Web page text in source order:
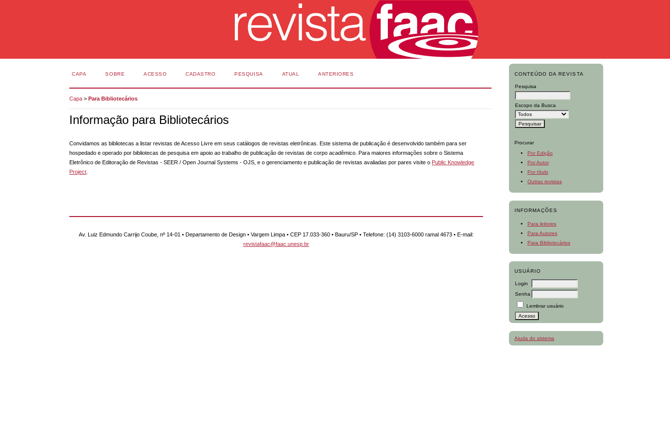
CONTEÚDO DA REVISTA
Pesquisa
Escopo da Busca
Procurar
Por Edição
Por Autor
Por título
Outras revistas
INFORMAÇÕES
Para leitores
Para Autores
Para Bibliotecários
USUÁRIO
Login
Senha
Lembrar usuário
Ajuda do sistema
CAPA SOBRE ACESSO CADASTRO PESQUISA ATUAL ANTERIORES
Capa >Para Bibliotecários
Informação para Bibliotecários
Convidamos as bibliotecas a listar revistas de Acesso Livre em seus catálogos de revistas eletrônicas. Este sistema de publicação é desenvolvido também para ser
hospedado e operado por bibliotecas de pesquisa em apoio ao trabalho de publicação de revistas de corpo acadêmico. Para maiores informações sobre o Sistema
Eletrônico de Editoração de Revistas - SEER / Open Journal Systems - OJS, e o gerenciamento e publicação de revistas avaliadas por pares visite o Public Knowledge
Project
Av. Luiz Edmundo Carrijo Coube, nº 14-01 • Departamento de Design • Vargem Limpa • CEP 17.033-360 • Bauru/SP • Telefone: (14) 3103-6000 ramal 4673 • E-mail:
revistafaac@faac.unesp.br